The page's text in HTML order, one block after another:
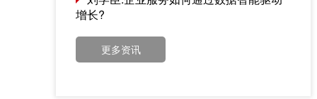
增长?
更多资讯